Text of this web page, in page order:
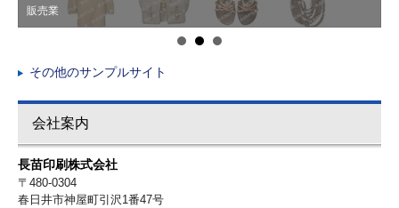
販売業
その他のサンプルサイト
会社案内
長苗印刷株式会社
〒480-0304
春日井市神屋町引沢1番47号